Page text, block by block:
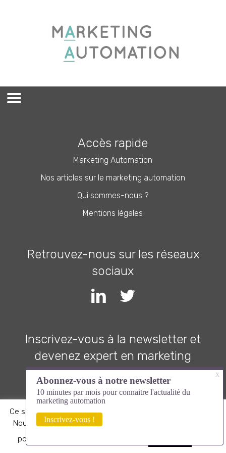
Accès rapide
Marketing Automation
Nos articles sur le marketing automation
Qui sommes-nous ?
Mentions légales
Retrouvez-nous sur les réseaux
sociaux
Inscrivez-vous à la newsletter et
devenez expert en marketing
automation
Ce site utilise des cookies pour améliorer votre expérience.
Nous supposons que vous êtes d'accord avec cela, vous
pouvez refuser si vous le souhaitez.